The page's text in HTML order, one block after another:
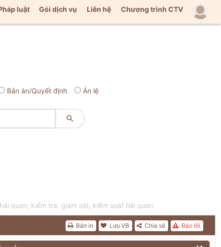
luật Gói dịch vụ Liên hệ Chương trình CTV
Bản án/Quyết định Án lệ

quan; kiểm tra, giám sát, kiểm soát hải quan
Báo lỗi
Chia sẻ
Lưu VB
Bản in